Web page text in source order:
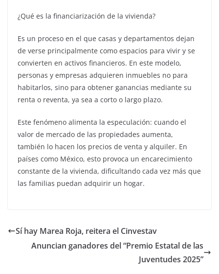
¿Qué es la financiarización de la vivienda?
Es un proceso en el que casas y departamentos dejan
de verse principalmente como espacios para vivir y se
convierten en activos financieros. En este modelo,
personas y empresas adquieren inmuebles no para
habitarlos, sino para obtener ganancias mediante su
renta o reventa, ya sea a corto o largo plazo.
Este fenómeno alimenta la especulación: cuando el
valor de mercado de las propiedades aumenta,
también lo hacen los precios de venta y alquiler. En
países como México, esto provoca un encarecimiento
constante de la vivienda, dificultando cada vez más que
las familias puedan adquirir un hogar.
Sí hay Marea Roja, reitera el Cinvestav
Anuncian ganadores del “Premio Estatal de las
Juventudes 2025”